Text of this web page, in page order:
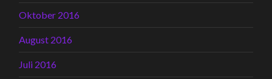
Oktober 2016
August 2016
Juli 2016